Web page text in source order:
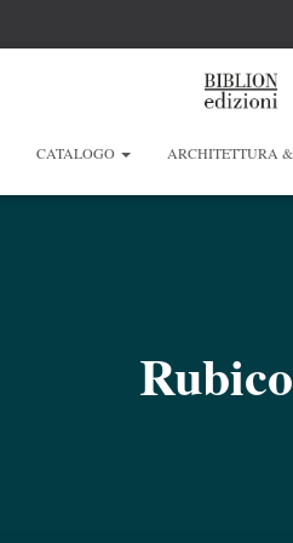
CATALOGO ARCHITETTURA